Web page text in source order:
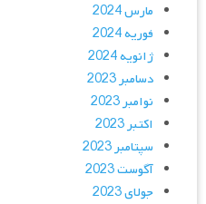
مارس 2024
فوریه 2024
ژانویه 2024
دسامبر 2023
نوامبر 2023
اکتبر 2023
سپتامبر 2023
آگوست 2023
جولای 2023